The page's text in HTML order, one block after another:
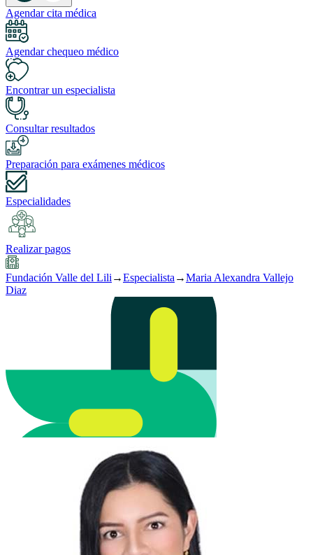
Agendar cita médica
Agendar chequeo médico
Encontrar un especialista
Consultar resultados
Preparación para exámenes médicos
Especialidades
Realizar pagos
Fundación Valle del Lili →Especialista →Maria Alexandra Vallejo
Diaz